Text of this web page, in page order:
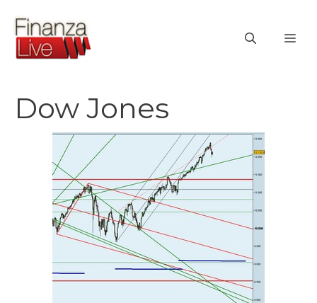
contenuto
Dow Jones